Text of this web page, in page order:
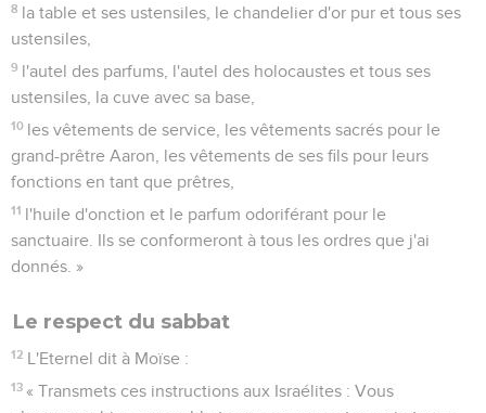
8 la table et ses ustensiles, le chandelier d'or pur et tous ses
ustensiles,
9 l'autel des parfums, l'autel des holocaustes et tous ses
ustensiles, la cuve avec sa base,
10 les vêtements de service, les vêtements sacrés pour le
grand-prêtre Aaron, les vêtements de ses fils pour leurs
fonctions en tant que prêtres,
11 l'huile d'onction et le parfum odoriférant pour le
sanctuaire. Ils se conformeront à tous les ordres que j'ai
donnés. »
Le respect du sabbat
12 L'Eternel dit à Moïse :
13 « Transmets ces instructions aux Israélites : Vous